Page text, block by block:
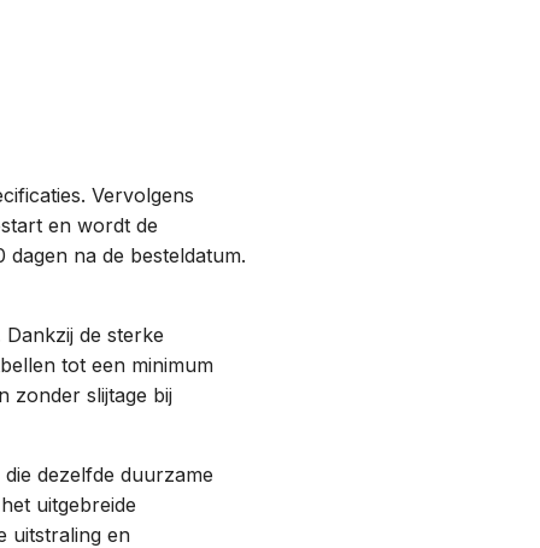
Vervolgens
en wordt de
na de besteldatum.
de sterke
tot een minimum
zonder slijtage bij
dezelfde duurzame
uitgebreide
uitstraling en